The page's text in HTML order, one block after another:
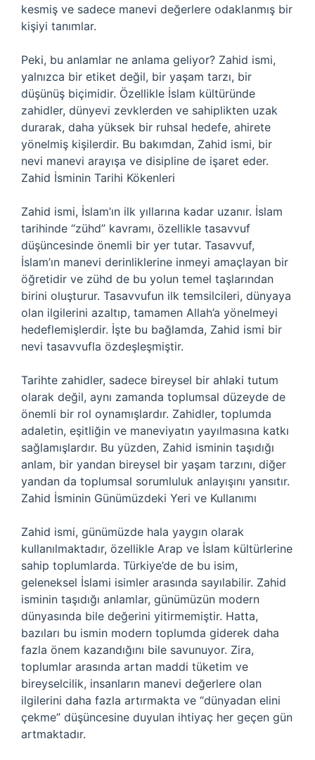
kesmiş ve sadece manevi değerlere odaklanmış bir
kişiyi tanımlar.
Peki, bu anlamlar ne anlama geliyor? Zahid ismi,
yalnızca bir etiket değil, bir yaşam tarzı, bir
düşünüş biçimidir. Özellikle İslam kültüründe
zahidler, dünyevi zevklerden ve sahiplikten uzak
durarak, daha yüksek bir ruhsal hedefe, ahirete
yönelmiş kişilerdir. Bu bakımdan, Zahid ismi, bir
nevi manevi arayışa ve disipline de işaret eder.
Zahid İsminin Tarihi Kökenleri
Zahid ismi, İslam’ın ilk yıllarına kadar uzanır. İslam
tarihinde “zühd” kavramı, özellikle tasavvuf
düşüncesinde önemli bir yer tutar. Tasavvuf,
İslam’ın manevi derinliklerine inmeyi amaçlayan bir
öğretidir ve zühd de bu yolun temel taşlarından
birini oluşturur. Tasavvufun ilk temsilcileri, dünyaya
olan ilgilerini azaltıp, tamamen Allah’a yönelmeyi
hedeflemişlerdir. İşte bu bağlamda, Zahid ismi bir
nevi tasavvufla özdeşleşmiştir.
Tarihte zahidler, sadece bireysel bir ahlaki tutum
olarak değil, aynı zamanda toplumsal düzeyde de
önemli bir rol oynamışlardır. Zahidler, toplumda
adaletin, eşitliğin ve maneviyatın yayılmasına katkı
sağlamışlardır. Bu yüzden, Zahid isminin taşıdığı
anlam, bir yandan bireysel bir yaşam tarzını, diğer
yandan da toplumsal sorumluluk anlayışını yansıtır.
Zahid İsminin Günümüzdeki Yeri ve Kullanımı
Zahid ismi, günümüzde hala yaygın olarak
kullanılmaktadır, özellikle Arap ve İslam kültürlerine
sahip toplumlarda. Türkiye’de de bu isim,
geleneksel İslami isimler arasında sayılabilir. Zahid
isminin taşıdığı anlamlar, günümüzün modern
dünyasında bile değerini yitirmemiştir. Hatta,
bazıları bu ismin modern toplumda giderek daha
fazla önem kazandığını bile savunuyor. Zira,
toplumlar arasında artan maddi tüketim ve
bireyselcilik, insanların manevi değerlere olan
ilgilerini daha fazla artırmakta ve “dünyadan elini
çekme” düşüncesine duyulan ihtiyaç her geçen gün
artmaktadır.